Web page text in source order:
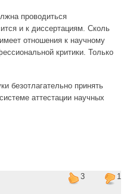
проводиться
и к диссертациям. Сколь
отношения к научному
критики. Только
принять
аттестации научных
3 1